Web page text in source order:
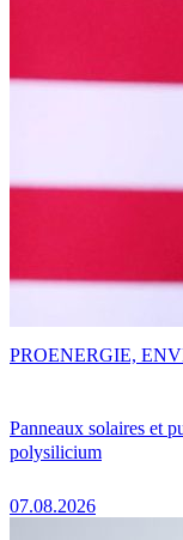
Panneaux solaires et
polysilicium
07.08.2026
PROENERGIE,